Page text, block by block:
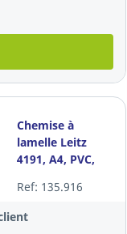
Chemise à
lamelle Leitz
4191, A4, PVC,
Ref: 135.916